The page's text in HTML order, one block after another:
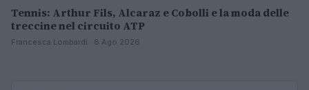
Tennis: Arthur Fils, Alcaraz e Cobolli e la moda delle
treccine nel circuito ATP
Francesca Lombardi · 8 Ago 2026